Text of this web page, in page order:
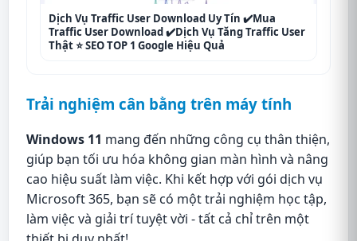
Dịch Vụ Traffic User Download Uy Tín ✔️Mua
Traffic User Download ✔️Dịch Vụ Tăng Traffic User
Thật ⭐ SEO TOP 1 Google Hiệu Quả
Trải nghiệm cân bằng trên máy tính
Windows 11 mang đến những công cụ thân thiện,
giúp bạn tối ưu hóa không gian màn hình và nâng
cao hiệu suất làm việc. Khi kết hợp với gói dịch vụ
Microsoft 365, bạn sẽ có một trải nghiệm học tập,
làm việc và giải trí tuyệt vời - tất cả chỉ trên một